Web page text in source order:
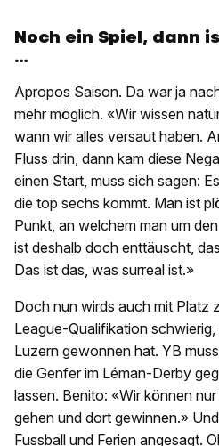
Noch ein Spiel, dann
…
Apropos Saison. Da war ja
mehr möglich. «Wir wissen
wann wir alles versaut haben.
Fluss drin, dann kam diese
einen Start, muss sich sagen:
die top sechs kommt. Man ist
Punkt, an welchem man um
ist deshalb doch enttäuscht,
Das ist das, was surreal ist.»
Doch nun wirds auch mit Platz
League-Qualifikation
Luzern gewonnen hat. YB
die Genfer im Léman-Derby
lassen. Benito: «Wir können
gehen und dort gewinnen.»
Fussball und Ferien angesagt.